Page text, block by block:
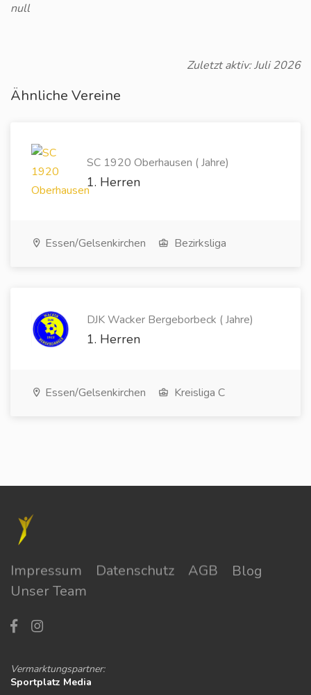
null
Zuletzt aktiv: Juli 2026
Ähnliche Vereine
SC 1920 Oberhausen ( Jahre)
1. Herren
Essen/Gelsenkirchen Bezirksliga
DJK Wacker Bergeborbeck ( Jahre)
1. Herren
Essen/Gelsenkirchen Kreisliga C
Impressum Datenschutz AGB
Blog
Unser Team
Vermarktungspartner:
Sportplatz Media